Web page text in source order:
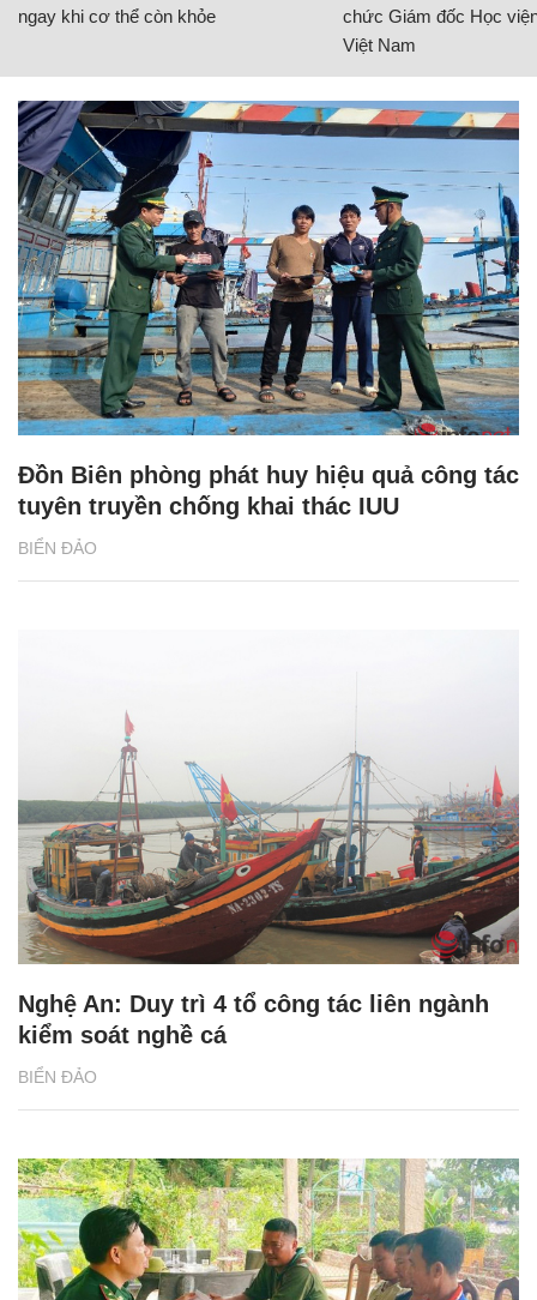
ngay khi cơ thể còn khỏe
chức Giám đốc Học
Việt Nam
BIỂN ĐẢO
Đồn Biên phòng phát huy hiệu quả công tác
tuyên truyền chống khai thác IUU
BIỂN ĐẢO
Nghệ An: Duy trì 4 tổ công tác liên ngành
kiểm soát nghề cá